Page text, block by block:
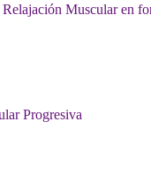
Muscular en
Progresiva